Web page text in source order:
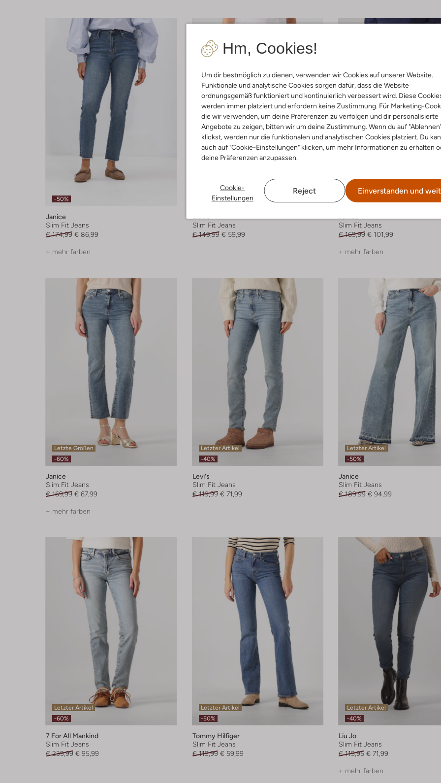
Hm, Cookies!
Um dir bestmöglich zu dienen, verwenden wir Cookies auf unserer Website.
Funktionale und analytische Cookies sorgen dafür, dass die Website
ordnungsgemäß funktioniert und kontinuierlich verbessert wird. Diese
werden immer platziert und erfordern keine Zustimmung. Für Marketing-
die wir verwenden, um deine Präferenzen zu verfolgen und dir personalisierte
Angebote zu zeigen, bitten wir um deine Zustimmung. Wenn du auf
klickst, werden nur die funktionalen und analytischen Cookies platziert. Du
auch auf "Cookie-Einstellungen" klicken, um mehr Informationen zu erhalten
deine Präferenzen anzupassen.
Cookie-
Einstellungen
Reject Einverstanden und
-50%
Janice
Slim Fit Jeans
€ 174,99 € 86,99
+ mehr farben
-60%
Slim Fit Jeans
€ 149,99 € 59,99
-40%
Slim Fit Jeans
€ 169,99 € 101,99
+ mehr farben
Letzte Größen
-60%
Janice
Slim Fit Jeans
€ 169,99 € 67,99
+ mehr farben
Letzter Artikel
-40%
Levi's
Slim Fit Jeans
€ 119,99 € 71,99
Letzter Artikel
-50%
Janice
Slim Fit Jeans
€ 189,99 € 94,99
Letzter Artikel
-60%
7 For All Mankind
Slim Fit Jeans
€ 239,99 € 95,99
Letzter Artikel
-50%
Tommy Hilfiger
Slim Fit Jeans
€ 119,99 € 59,99
Letzter Artikel
-40%
Liu Jo
Slim Fit Jeans
€ 119,95 € 71,99
+ mehr farben